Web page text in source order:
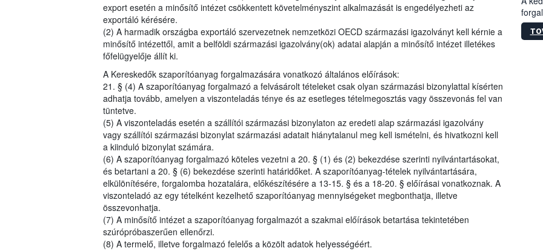
export esetén a minősítő intézet csökkentett követelményszint alkalmazását is engedélyezheti az
exportáló kérésére.
(2) A harmadik országba exportáló szervezetnek nemzetközi OECD származási igazolványt kell kérnie a
minősítő intézettől, amit a belföldi származási igazolvány(ok) adatai alapján a minősítő intézet illetékes
főfelügyelője állít ki.
A Kereskedők szaporítóanyag forgalmazására vonatkozó általános előírások:
21. § (4) A szaporítóanyag forgalmazó a felvásárolt tételeket csak olyan származási bizonylattal kísérten
adhatja tovább, amelyen a viszonteladás ténye és az esetleges tételmegosztás vagy összevonás fel van
tüntetve.
(5) A viszonteladás esetén a szállítói származási bizonylaton az eredeti alap származási igazolvány
vagy szállítói származási bizonylat származási adatait hiánytalanul meg kell ismételni, és hivatkozni kell
a kiinduló bizonylat számára.
(6) A szaporítóanyag forgalmazó köteles vezetni a 20. § (1) és (2) bekezdése szerinti nyilvántartásokat,
és betartani a 20. § (6) bekezdése szerinti határidőket. A szaporítóanyag-tételek nyilvántartására,
elkülönítésére, forgalomba hozatalára, előkészítésére a 13-15. § és a 18-20. § előírásai vonatkoznak. A
viszonteladó az egy tételként kezelhető szaporítóanyag mennyiségeket megbonthatja, illetve
összevonhatja.
(7) A minősítő intézet a szaporítóanyag forgalmazót a szakmai előírások betartása tekintetében
szúrópróbaszerűen ellenőrzi.
(8) A termelő, illetve forgalmazó felelős a közölt adatok helyességéért.